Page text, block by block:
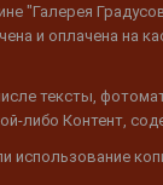
"Галерея
и оплачена на
тексты,
либо Контент,